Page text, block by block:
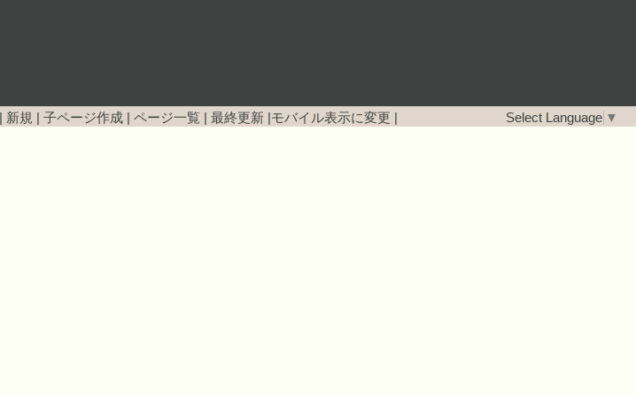
新規 子ページ作成 ページ一覧 最終更新 モバイル表示に変更 Select Language ▼